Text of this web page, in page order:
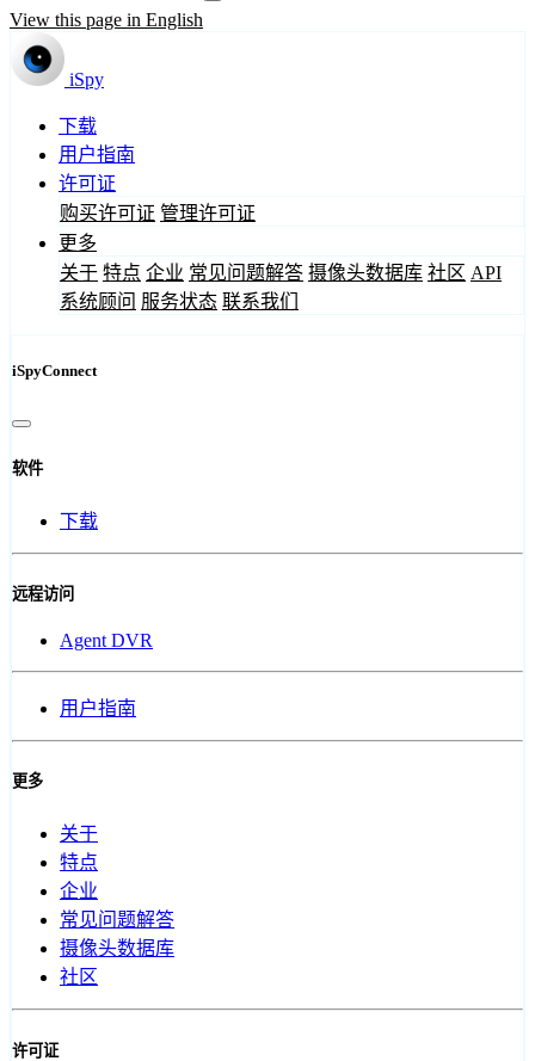
View this page in English
iSpy
下载
用户指南
许可证
购买许可证 管理许可证
更多
关于 特点 企业 常见问题解答 摄像头数据库 社区 API
系统顾问 服务状态 联系我们
iSpyConnect
软件
下载
远程访问
Agent DVR
用户指南
更多
关于
特点
企业
常见问题解答
摄像头数据库
社区
许可证